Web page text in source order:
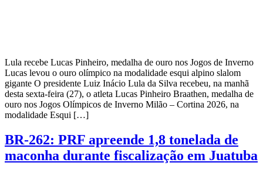
Lula recebe Lucas Pinheiro, medalha de ouro nos Jogos de Inverno
Lucas levou o ouro olímpico na modalidade esqui alpino slalom
gigante O presidente Luiz Inácio Lula da Silva recebeu, na manhã
desta sexta-feira (27), o atleta Lucas Pinheiro Braathen, medalha de
ouro nos Jogos Olímpicos de Inverno Milão – Cortina 2026, na
modalidade Esqui […]
BR-262: PRF apreende 1,8 tonelada de
maconha durante fiscalização em Juatuba